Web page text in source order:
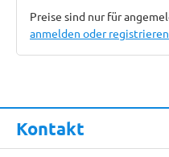
Preise sind nur für
anmelden oder registrieren
Kontakt